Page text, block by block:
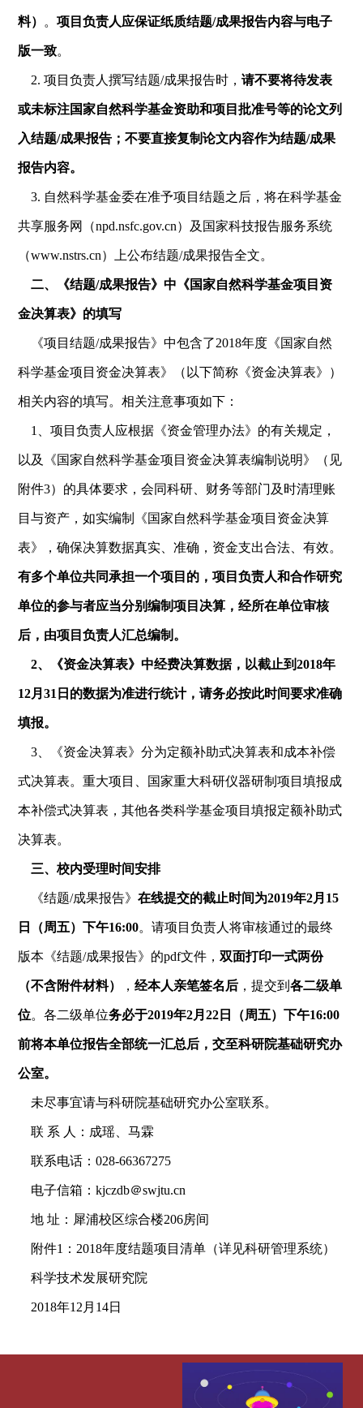
料） 。项目负责人应保证纸质结题/成果报告内容与电子
版一致。
2. 项目负责人撰写结题/成果报告时，请不要将待发表
或未标注国家自然科学基金资助和项目批准号等的论文列
入结题/成果报告；不要直接复制论文内容作为结题/成果
报告内容。
3. 自然科学基金委在准予项目结题之后，将在科学基金
共享服务网（npd.nsfc.gov.cn）及国家科技报告服务系统
（www.nstrs.cn）上公布结题/成果报告全文。
二、《结题/成果报告》中《国家自然科学基金项目资
金决算表》的填写
《项目结题/成果报告》中包含了2018年度《国家自然
科学基金项目资金决算表》（以下简称《资金决算表》）
相关内容的填写。相关注意事项如下：
1、项目负责人应根据《资金管理办法》的有关规定，
以及《国家自然科学基金项目资金决算表编制说明》（见
附件3）的具体要求，会同科研、财务等部门及时清理账
目与资产，如实编制《国家自然科学基金项目资金决算
表》，确保决算数据真实、准确，资金支出合法、有效。
有多个单位共同承担一个项目的，项目负责人和合作研究
单位的参与者应当分别编制项目决算，经所在单位审核
后，由项目负责人汇总编制。
2、《资金决算表》中经费决算数据，以截止到2018年
12月31日的数据为准进行统计，请务必按此时间要求准确
填报。
3、《资金决算表》分为定额补助式决算表和成本补偿
式决算表。重大项目、国家重大科研仪器研制项目填报成
本补偿式决算表，其他各类科学基金项目填报定额补助式
决算表。
三、校内受理时间安排
《结题/成果报告》在线提交的截止时间为2019年2月15
日（周五）下午16:00。请项目负责人将审核通过的最终
版本《结题/成果报告》的pdf文件，双面打印一式两份
（不含附件材料） ，经本人亲笔签名后 ，提交到各二级单
位。各二级单位务必于2019年2月22日（周五）下午16:00
前将本单位报告全部统一汇总后，交至科研院基础研究办
公室。
未尽事宜请与科研院基础研究办公室联系。
联 系 人：成瑶、马霖
联系电话：028-66367275
电子信箱：kjczdb＠swjtu.cn
地 址：犀浦校区综合楼206房间
附件1：2018年度结题项目清单（详见科研管理系统）
科学技术发展研究院
2018年12月14日